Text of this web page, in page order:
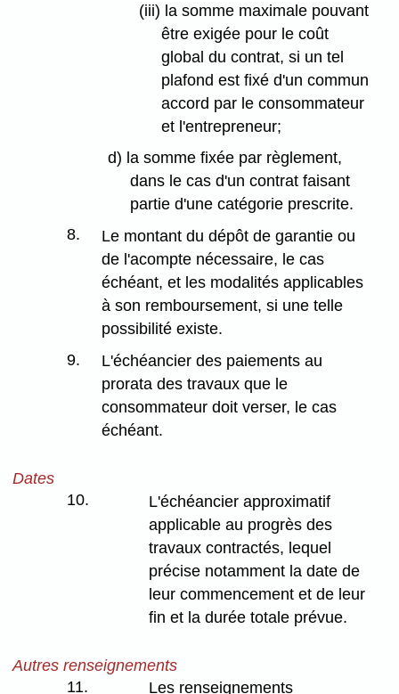
(iii) la somme maximale pouvant
être exigée pour le coût
global du contrat, si un tel
plafond est fixé d'un commun
accord par le consommateur
et l'entrepreneur;
d) la somme fixée par règlement,
dans le cas d'un contrat faisant
partie d'une catégorie prescrite.
8.
Le montant du dépôt de garantie ou
de l'acompte nécessaire, le cas
échéant, et les modalités applicables
à son remboursement, si une telle
possibilité existe.
9.
L'échéancier des paiements au
prorata des travaux que le
consommateur doit verser, le cas
échéant.
Dates
10.
L'échéancier approximatif
applicable au progrès des
travaux contractés, lequel
précise notamment la date de
leur commencement et de leur
fin et la durée totale prévue.
Autres renseignements
11.
Les renseignements